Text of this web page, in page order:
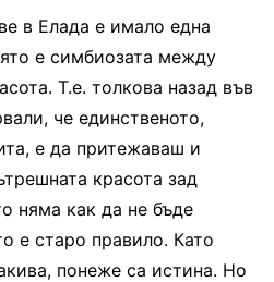
в Елада е имало една
е симбиозата между
Т.е. толкова назад във
че единственото,
е да притежаваш и
красота зад
няма как да не бъде
е старо правило. Като
понеже са истина. Но